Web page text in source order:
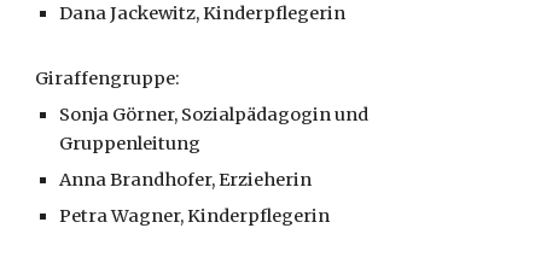
Dana Jackewitz, Kinderpflegerin
Giraffengruppe:
Sonja Görner, Sozialpädagogin und
Gruppenleitung
Anna Brandhofer, Erzieherin
Petra Wagner, Kinderpflegerin